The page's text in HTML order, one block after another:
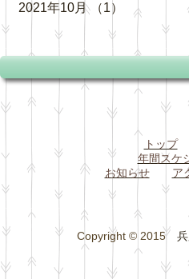
2021年10月
（1） 1件の記事
トップ
年間スケ
お知らせ
ア
Copyright © 2015